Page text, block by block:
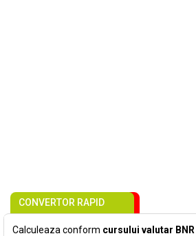
CONVERTOR RAPID
Calculeaza conform cursului valutar BNR